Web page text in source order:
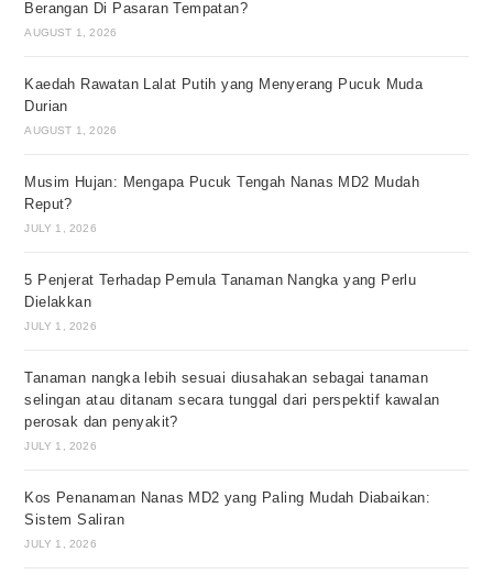
Berangan Di Pasaran Tempatan?
AUGUST 1, 2026
Kaedah Rawatan Lalat Putih yang Menyerang Pucuk Muda
Durian
AUGUST 1, 2026
Musim Hujan: Mengapa Pucuk Tengah Nanas MD2 Mudah
Reput?
JULY 1, 2026
5 Penjerat Terhadap Pemula Tanaman Nangka yang Perlu
Dielakkan
JULY 1, 2026
Tanaman nangka lebih sesuai diusahakan sebagai tanaman
selingan atau ditanam secara tunggal dari perspektif kawalan
perosak dan penyakit?
JULY 1, 2026
Kos Penanaman Nanas MD2 yang Paling Mudah Diabaikan:
Sistem Saliran
JULY 1, 2026